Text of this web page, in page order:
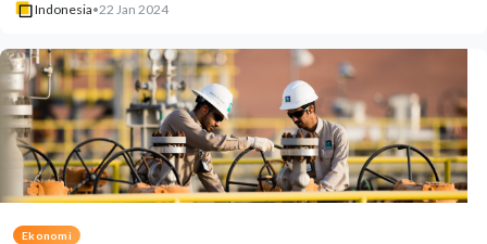
Indonesia•22 Jan 2024
Ekonomi